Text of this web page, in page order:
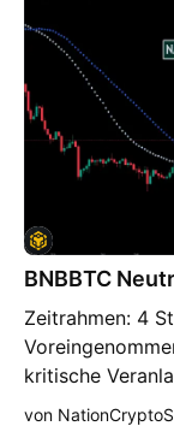
BNBBTC
Zeitrahmen: 4
kritische
bleiben daher
von